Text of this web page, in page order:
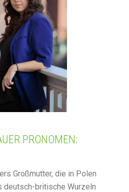
PRONOMEN:
Großmutter, die in Polen
deutsch-britische Wurzeln